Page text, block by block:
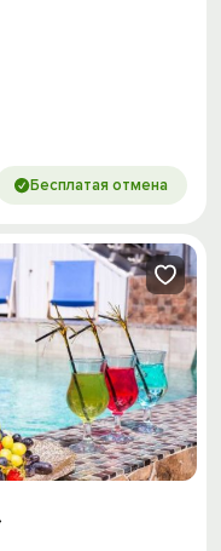
Бесплатая отмена